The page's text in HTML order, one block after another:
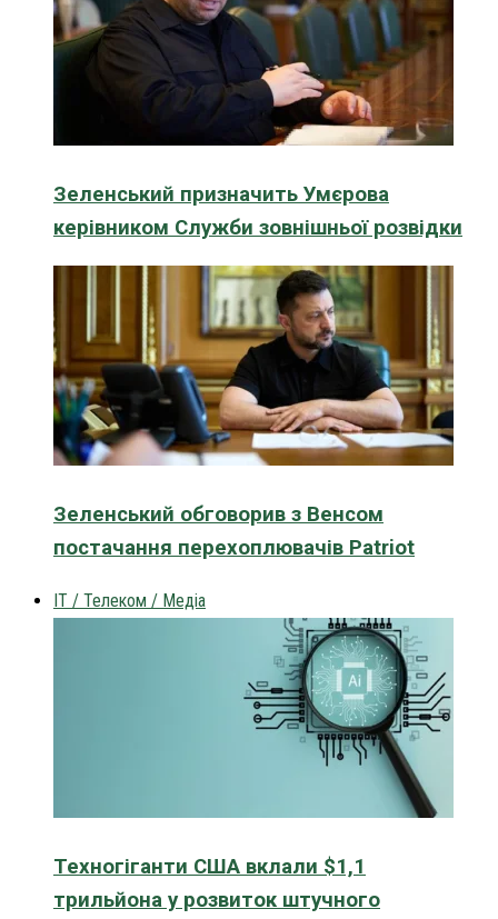
Зеленський призначить Умєрова
керівником Служби зовнішньої розвідки
Зеленський обговорив з Венсом
постачання перехоплювачів Patriot
IT / Телеком / Медіа
Техногіганти США вклали $1,1
трильйона у розвиток штучного